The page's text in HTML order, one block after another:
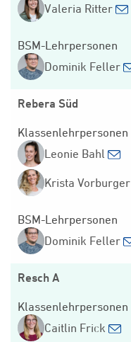
Valeria Ritter
BSM-Lehrpersonen
Dominik Feller
Rebera Süd
Klassenlehrpersonen
Leonie Bahl
Krista Vorburger
BSM-Lehrpersonen
Dominik Feller
Resch A
Klassenlehrpersonen
Caitlin Frick